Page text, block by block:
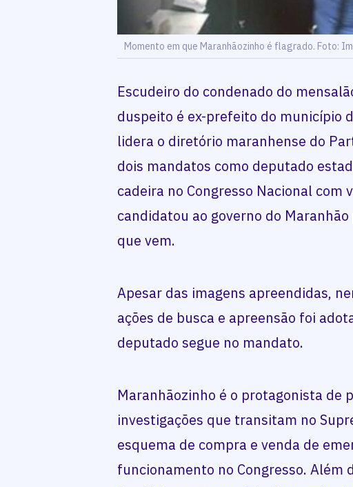
Momento em que Maranhãozinho é flagrado. Foto:
Escudeiro do condenado do
duspeito é ex-prefeito do município
lidera o diretório maranhense do
dois mandatos como deputado
cadeira no Congresso Nacional com
candidatou ao governo do
que vem.
Apesar das imagens apreendidas,
ações de busca e apreensão foi
deputado segue no mandato.
Maranhãozinho é o protagonista de
investigações que transitam no
esquema de compra e venda de
funcionamento no Congresso. Além